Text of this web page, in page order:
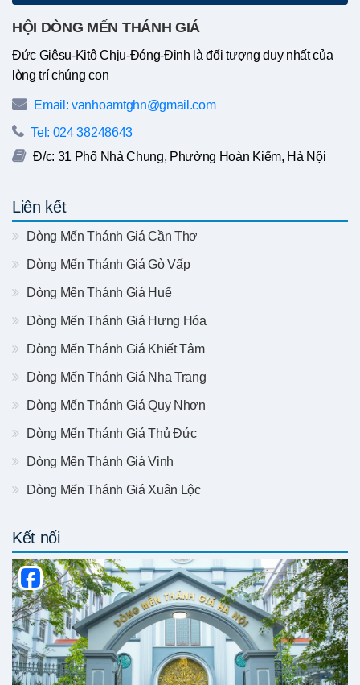
HỘI DÒNG MẾN THÁNH GIÁ
Đức Giêsu-Kitô Chịu-Đóng-Đinh là đối tượng duy nhất của
lòng trí chúng con
Email: vanhoamtghn@gmail.com
Tel: 024 38248643
Đ/c: 31 Phố Nhà Chung, Phường Hoàn Kiếm, Hà Nội
Liên kết
Dòng Mến Thánh Giá Cần Thơ
Dòng Mến Thánh Giá Gò Vấp
Dòng Mến Thánh Giá Huế
Dòng Mến Thánh Giá Hưng Hóa
Dòng Mến Thánh Giá Khiết Tâm
Dòng Mến Thánh Giá Nha Trang
Dòng Mến Thánh Giá Quy Nhơn
Dòng Mến Thánh Giá Thủ Đức
Dòng Mến Thánh Giá Vinh
Dòng Mến Thánh Giá Xuân Lộc
Kết nối